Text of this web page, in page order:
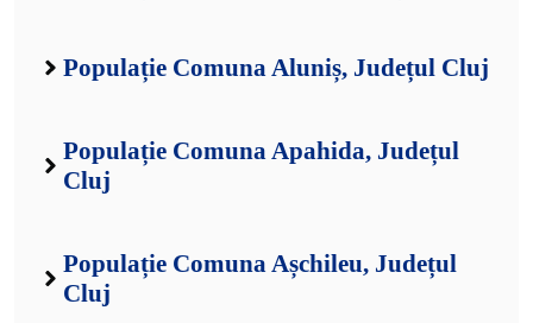
Populație Comuna Aluniș, Județul Cluj
Populație Comuna Apahida, Județul
Cluj
Populație Comuna Așchileu, Județul
Cluj